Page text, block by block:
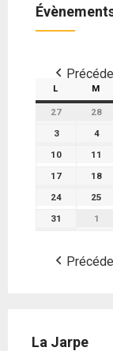
L M
27 28
3
4
10
11
17
18
24
25
31
1
La Jarpe